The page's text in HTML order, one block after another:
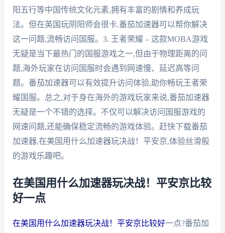
阳五行等中国传统文化元素,拥有丰富的剧情和养成玩
法。但在英国玩阴阳师会很卡,番茄加速器可以帮你解决
这一问题,流畅访问国服。3. 王者荣耀 – 这款MOBA游戏
无疑是当下最热门的国服游戏之一,但由于物理距离的问
题,海外玩家在访问国服时会遇到网速慢、延迟高等问
题。番茄加速器可以有效提升访问体验,助你畅玩王者荣
耀国服。总之,对于身在海外的游戏玩家来说,番茄加速器
无疑是一个不错的选择。不仅可以解决访问国服游戏的
网速问题,还能确保稳定流畅的游戏体验。赶快下载番茄
加速器,在美国用什么加速器玩决战！平安京,体验丝滑般
的游戏乐趣吧。
在美国用什么加速器玩决战！平安京比较
好一点
在美国用什么加速器玩决战！平安京比较好一点?番茄加